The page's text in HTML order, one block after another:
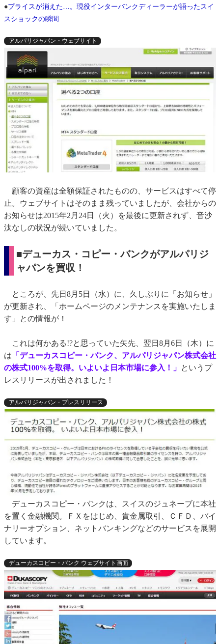
●プライスが消えた…。現役インターバンクディーラーが語ったスイ
スショックの瞬間
アルパリジャパン・ウェブサイト
顧客の資産は全額保証されたものの、サービスはすべて停
止。ウェブサイトはそのまま残っていましたが、会社からの
お知らせは2015年2月24日（火）を最後に更新されず、音沙
汰なしの状況が続いていました。
■デューカス・コピー・バンクがアルパリジ
ャパンを買収！
ところが、先日8月5日（水）に、久しぶりに「お知らせ」
が更新され、「ホームページのメンテナンスを実施いたしま
す」との情報が！
これは何かある!?と思っていた矢先、翌日8月6日（木）に
は 「デューカスコピー・バンク、アルパリジャパン株式会社
の株式100%を取得。いよいよ日本市場に参入！」 というプ
レスリリースが出されました！
アルパリジャパン・プレスリリース
デューカスコピー・バンクは、スイスのジュネーブに本社
を置く金融機関。ＦＸをはじめ、貴金属取引、ＣＦＤ、バイ
ナリーオプション、ネットバンキングなどのサービスを展開
しています。
デューカスコピー・バンク ウェブサイト画面